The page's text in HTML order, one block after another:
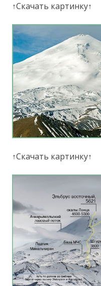
↑Скачать картинку↑
↑Скачать картинку↑